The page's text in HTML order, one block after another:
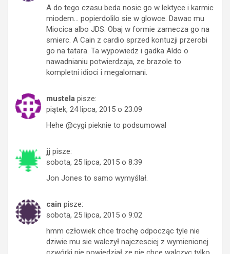
A do tego czasu beda nosic go w lektyce i karmic
miodem… popierdolilo sie w glowce. Dawac mu
Miocica albo JDS. Obaj w formie zamecza go na
smierc. A Cain z cardio sprzed kontuzji przerobi
go na tatara. Ta wypowiedz i gadka Aldo o
nawadnianiu potwierdzaja, ze brazole to
kompletni idioci i megalomani.
mustela pisze:
piątek, 24 lipca, 2015 o 23:09
Hehe @cygi pieknie to podsumowal
jj pisze:
sobota, 25 lipca, 2015 o 8:39
Jon Jones to samo wymyślał.
cain pisze:
sobota, 25 lipca, 2015 o 9:02
hmm człowiek chce trochę odpocząc tyle nie
dziwie mu sie walczył najczesciej z wymienionej